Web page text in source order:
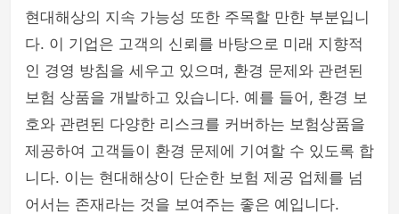
현대해상의 지속 가능성 또한 주목할 만한 부분입니
다. 이 기업은 고객의 신뢰를 바탕으로 미래 지향적
인 경영 방침을 세우고 있으며, 환경 문제와 관련된
보험 상품을 개발하고 있습니다. 예를 들어, 환경 보
호와 관련된 다양한 리스크를 커버하는 보험상품을
제공하여 고객들이 환경 문제에 기여할 수 있도록 합
니다. 이는 현대해상이 단순한 보험 제공 업체를 넘
어서는 존재라는 것을 보여주는 좋은 예입니다.